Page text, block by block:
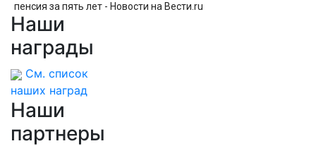
пенсия за пять лет - Новости на Вести.ru
Наши
награды
См. список
наших наград
Наши
партнеры